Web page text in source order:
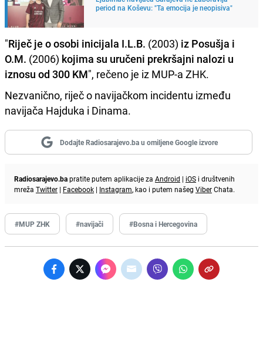
period na Koševu: "Ta emocija je neopisiva"
"Riječ je o osobi inicijala I.L.B. (2003) iz Posušja i
O.M. (2006) kojima su uručeni prekršajni nalozi u
iznosu od 300 KM", rečeno je iz MUP-a ZHK.
Nezvanično, riječ o navijačkom incidentu između
navijača Hajduka i Dinama.
Dodajte Radiosarajevo.ba u omiljene Google izvore
Radiosarajevo.bapratite putem aplikacije za Android | iOS i društvenih
mreža Twitter | Facebook | Instagram, kao i putem našeg ViberChata.
#MUP ZHK #navijači #Bosna i Hercegovina